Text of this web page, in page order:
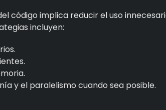
código implica reducir el uso
incluyen:
y el paralelismo cuando sea posible.